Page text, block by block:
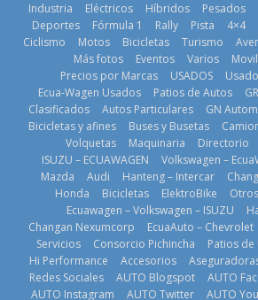
BMW, Toyota,
Bosch y
prueban flota
que usa
gasolina 100%
renovable
25 de julio de
2026
La Vuelta al
Ecuador 2026,
edición 47ª,
recorre 7
provincias en 8
días
1 de agosto de
2026
Industria Eléctricos Híbridos Pesados
Deportes
Fórmula 1 Rally Pista 4×4
Ciclismo
Motos Bicicletas Turismo
Más fotos
Eventos Varios
Precios por Marcas
USADOS
Ecua-Wagen Usados
Patios de Autos
Clasificados
Autos Particulares GN
Bicicletas y afines
Buses y Busetas
Volquetas
Maquinaria Directorio
ISUZU – ECUAWAGEN
Volkswagen –
Mazda
Audi Hanteng – Intercar
Honda
Bicicletas ElektroBike Otros
Ecuawagen – Volkswagen – ISUZU
Changan Nexumcorp
EcuaAuto – Chevrolet
Servicios
Consorcio Pichincha Patios
Hi Performance
Accesorios
Redes Sociales
AUTO Blogspot AUTO
AUTO Instagram
AUTO Twitter AUTO